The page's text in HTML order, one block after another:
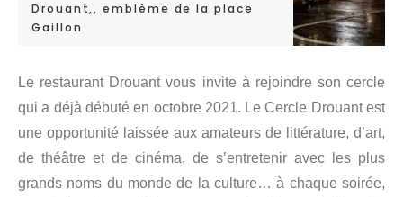
Drouant,, emblème de la place
Gaillon
Le restaurant Drouant vous invite à rejoindre son cercle
qui a déjà débuté en octobre 2021. Le Cercle Drouant est
une opportunité laissée aux amateurs de littérature, d’art,
de théâtre et de cinéma, de s’entretenir avec les plus
grands noms du monde de la culture… à chaque soirée,